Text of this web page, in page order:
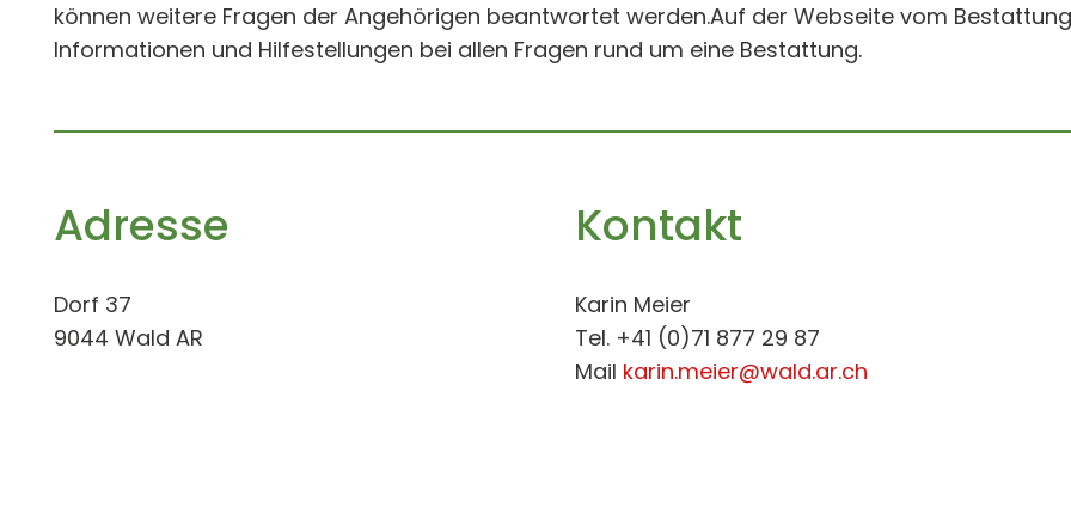
können weitere Fragen der Angehörigen beantwortet werden.Auf der Webseite vom
Informationen und Hilfestellungen bei allen Fragen rund um eine Bestattung.
Adresse
Dorf 37
9044 Wald AR
Kontakt
Karin Meier
Tel. +41 (0)71 877 29 87
Mail karin.meier@wald.ar.ch